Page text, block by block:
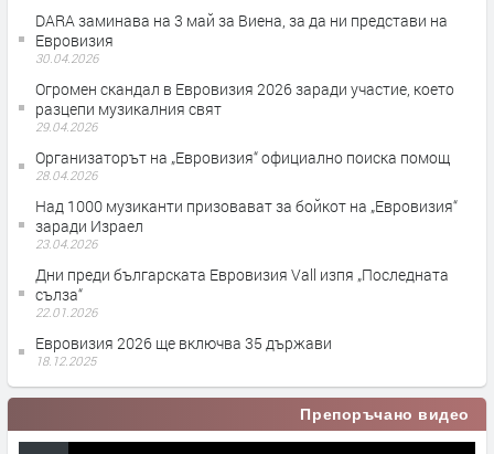
DARA заминава на 3 май за Виена, за да ни представи на
Евровизия
30.04.2026
Огромен скандал в Евровизия 2026 заради участие, което
разцепи музикалния свят
29.04.2026
Организаторът на „Евровизия“ официално поиска помощ
28.04.2026
Над 1000 музиканти призовават за бойкот на „Евровизия“
заради Израел
23.04.2026
Дни преди българската Евровизия Vall изпя „Последната
сълза“
22.01.2026
Евровизия 2026 ще включва 35 държави
18.12.2025
Препоръчано видео